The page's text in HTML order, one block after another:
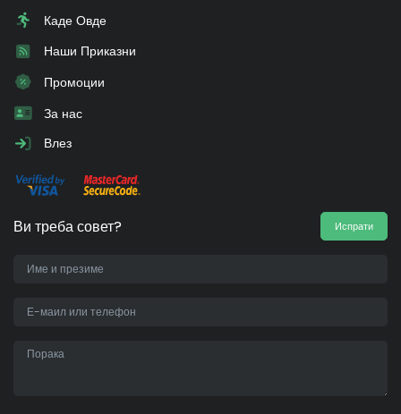
Каде Овде
Наши Приказни
Промоции
За нас
Влез
Ви треба совет? Испрати